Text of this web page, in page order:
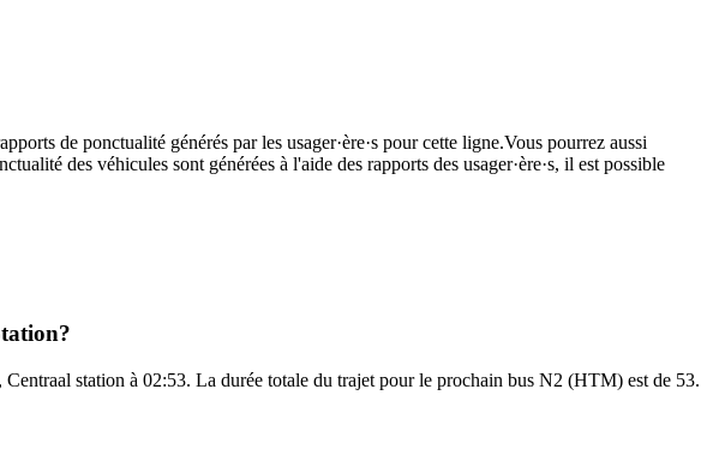
de ponctualité générés par les usager·ère·s pour cette ligne.Vous pourrez aussi
des véhicules sont générées à l'aide des rapports des usager·ère·s, il est possible
station à 02:53. La durée totale du trajet pour le prochain bus N2 (HTM) est de 53.